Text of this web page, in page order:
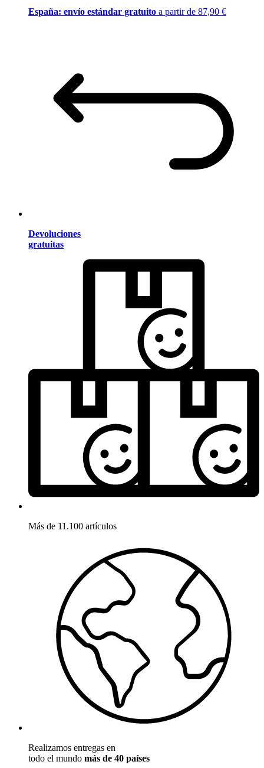
España: envío estándar gratuito a partir de 87,90 €
Devoluciones
gratuitas
Más de 11.100 artículos
Realizamos entregas en
todo el mundo más de 40 países